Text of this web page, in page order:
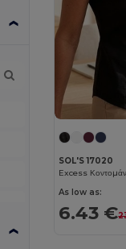
SOL'S 17020
As low as:
6.43 €